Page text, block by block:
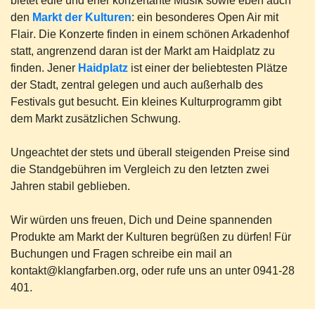
den Markt der Kulturen: ein besonderes Open Air mit
Flair. Die Konzerte finden in einem schönen Arkadenhof
statt, angrenzend daran ist der Marktam Haidplatz zu
finden. Jener Haidplatz ist einer der beliebtesten Plätze
der Stadt, zentral gelegen und auch außerhalb des
Festivals gut besucht. Ein kleines Kulturprogramm gibt
dem Marktzusätzlichen Schwung.
Ungeachtet der stets und überall steigenden Preise sind
die Standgebühren im Vergleich zu den letzten zwei
Jahren stabil geblieben.
Wir würden uns freuen, Dich und Deine spannenden
Produkte am Markt der Kulturen begrüßen zu dürfen! Für
Buchungen und Fragen schreibe ein mail an
kontakt@klangfarben.org, oder rufe uns an unter 0941-28
401.